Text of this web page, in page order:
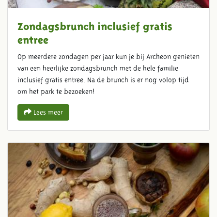
Zondagsbrunch inclusief gratis
entree
Op meerdere zondagen per jaar kun je bij Archeon genieten
van een heerlijke zondagsbrunch met de hele familie
inclusief gratis entree. Na de brunch is er nog volop tijd
om het park te bezoeken!
Lees meer